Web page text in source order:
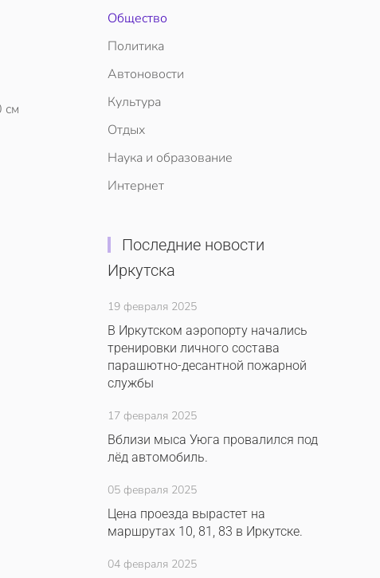
см
Общество
Политика
Автоновости
Культура
Отдых
Наука и образование
Интернет
Последние новости
Иркутска
19 февраля 2025
В Иркутском аэропорту начались
тренировки личного состава
парашютно-десантной пожарной
службы
17 февраля 2025
Вблизи мыса Уюга провалился под
лёд автомобиль.
05 февраля 2025
Цена проезда вырастет на
маршрутах 10, 81, 83 в Иркутске.
04 февраля 2025